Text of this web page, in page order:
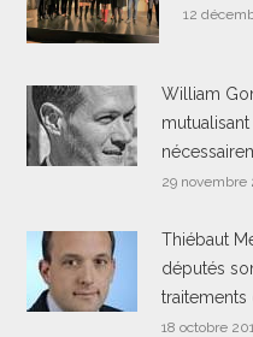
12
William
29 novembre
Thiébaut
députés
traitements
18 octobre